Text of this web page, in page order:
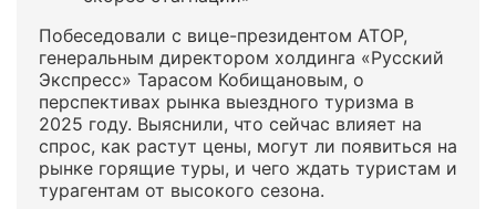
Побеседовали с вице-президентом АТОР,
генеральным директором холдинга «Русский
Экспресс» Тарасом Кобищановым, о
перспективах рынка выездного туризма в
2025 году. Выяснили, что сейчас влияет на
спрос, как растут цены, могут ли появиться на
рынке горящие туры, и чего ждать туристам и
турагентам от высокого сезона.